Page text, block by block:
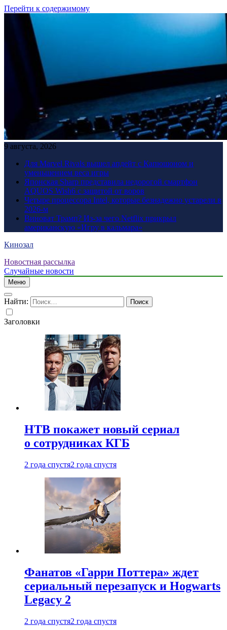
Перейти к содержимому
9 августа, 2026
Для Marvel Rivals вышел апдейт с Капюшоном и
уменьшением веса игры
Японская Sharp представила недорогой смартфон
AQUOS Wish6 с защитой от воров
Четыре процессора Intel, которые безнадежно устарели в
2026-м
Виноват Трамп? Из-за чего Netflix прикрыл
американскую «Игру в кальмара»
Кинозал
Новостная рассылка
Случайные новости
Меню
Найти:
Заголовки
НТВ покажет новый сериал
о сотрудниках КГБ
2 года спустя2 года спустя
Фанатов «Гарри Поттера» ждет
сериальный перезапуск и Hogwarts
Legacy 2
2 года спустя2 года спустя